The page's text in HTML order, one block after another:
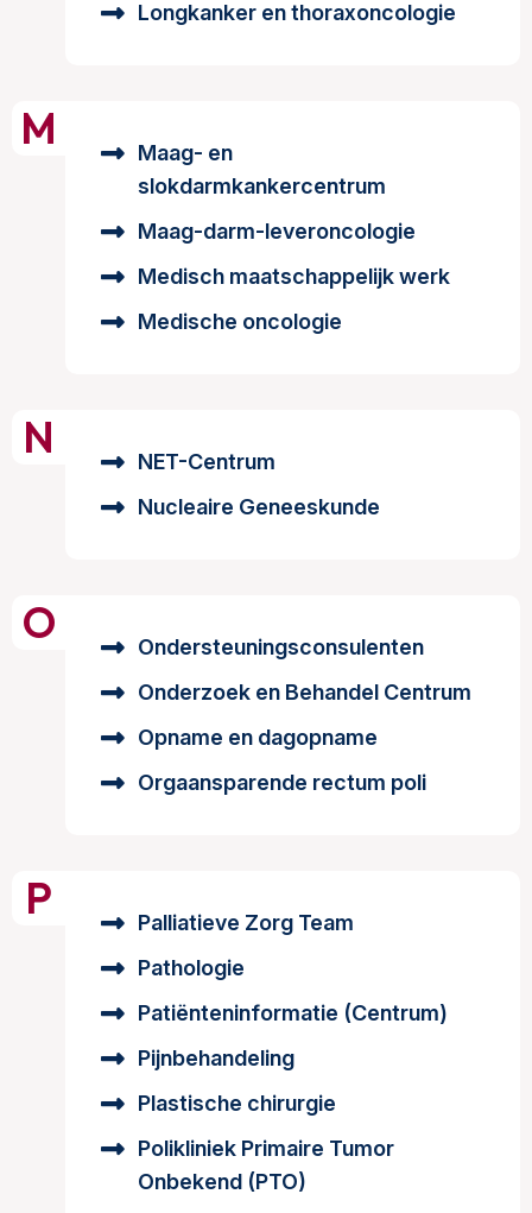
Longkanker en thoraxoncologie
M
Maag- en
slokdarmkankercentrum
Maag-darm-leveroncologie
Medisch maatschappelijk werk
Medische oncologie
N
NET-Centrum
Nucleaire Geneeskunde
O
Ondersteuningsconsulenten
Onderzoek en Behandel Centrum
Opname en dagopname
Orgaansparende rectum poli
P
Palliatieve Zorg Team
Pathologie
Patiënteninformatie (Centrum)
Pijnbehandeling
Plastische chirurgie
Polikliniek Primaire Tumor
Onbekend (PTO)